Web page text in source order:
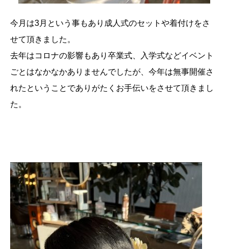
今月は3月という事もあり成人式のセットや着付けをさ
せて頂きました。
去年はコロナの影響もあり卒業式、入学式などイベント
ごとはなかなかありませんでしたが、今年は無事開催さ
れたということでありがたくお手伝いをさせて頂きまし
た。